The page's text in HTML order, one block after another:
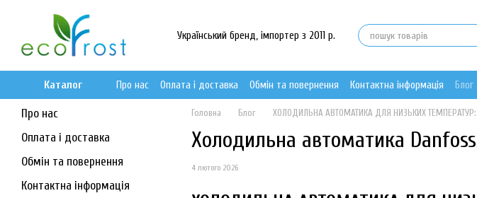
Український бренд, імпортер з 2011 р.
Каталог Про нас Оплата і доставка Обмін та повернення Контактна інформація Блог
Головна Блог ХОЛОДИЛЬНА АВТОМАТИКА ДЛЯ НИЗЬКИХ ТЕМПЕРАТУР:
Холодильна автоматика
4 лютого 2026
Про нас
Оплата і доставка
Обмін та повернення
Контактна інформація